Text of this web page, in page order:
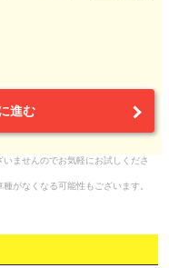
進む
ませんのでお気軽にお試しくださ
がなくなる可能性もございます。